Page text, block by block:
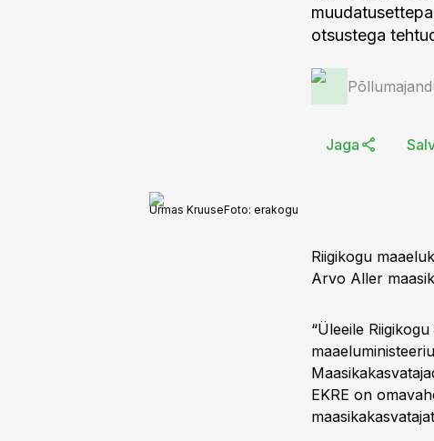
otsustega
Jaga
Urmas KruuseFoto: erakogu
Riigikogu
Arvo Aller
“Üleeile
EKRE on